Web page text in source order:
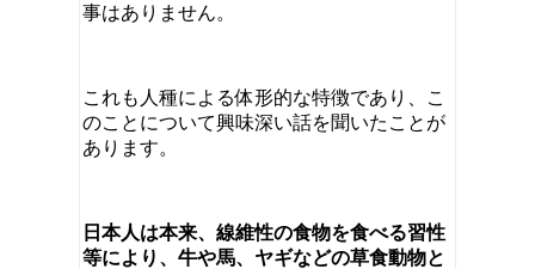
事はありません。
これも人種による体形的な特徴であり、こ
のことについて興味深い話を聞いたことが
あります。
日本人は本来、線維性の食物を食べる習性
等により、牛や馬、ヤギなどの草食動物と